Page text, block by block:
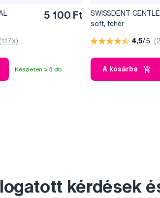
5 100 Ft
Készleten > 5 db
SWISSDENT
soft, fehér
4,5/5
A kosárba
kérdések